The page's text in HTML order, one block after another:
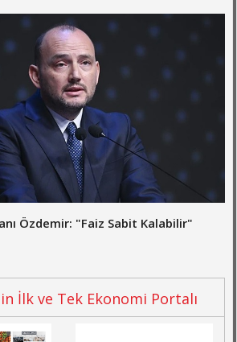
Özdemir: "Faiz Sabit Kalabilir"
İlk ve Tek Ekonomi Portalı